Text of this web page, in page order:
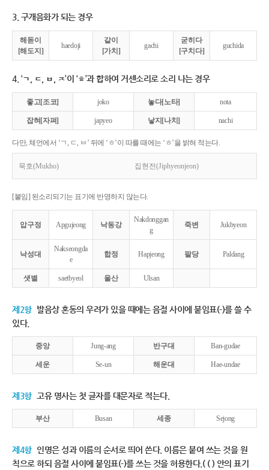
3. 구개음화가 되는 경우
해돋이
[해도지]
haedoji
같이
[가치]
gachi
굳히다
[구치다]
guchida
4. ‘ㄱ, ㄷ, ㅂ, ㅈ’이 ‘ㅎ’과 합하여 거센소리로 소리 나는 경우
좋고[조코] joko 놓다[노타] nota
잡혀[자펴] japyeo 낳지[나치] nachi
다만, 체언에서 ‘ㄱ, ㄷ, ㅂ’ 뒤에 ‘ㅎ’이 따를 때에는 ‘ㅎ’을 밝혀 적는다.
묵호(Mukho) 집현전(Jiphyeonjeon)
[붙임] 된소리되기는 표기에 반영하지 않는다.
압구정 Apgujeong 낙동강
Nakdonggan
g
죽변 Jukbyeon
낙성대
Nakseongda
e
합정 Hapjeong 팔당 Paldang
샛별 saetbyeol 울산 Ulsan
제2항 발음상 혼동의 우려가 있을 때에는 음절 사이에 붙임표(-)를 쓸 수
있다.
중앙 Jung-ang 반구대 Ban-gudae
세운 Se-un 해운대 Hae-undae
제3항 고유 명사는 첫 글자를 대문자로 적는다.
부산 Busan 세종 Sejong
제4항 인명은 성과 이름의 순서로 띄어 쓴다. 이름은 붙여 쓰는 것을 원
칙으로 하되 음절 사이에 붙임표(-)를 쓰는 것을 허용한다.( ( ) 안의 표기